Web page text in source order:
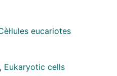
archaea, with all
type tyrRS.
by two
is a consequence of
eucariotes
, Eukaryotic cells